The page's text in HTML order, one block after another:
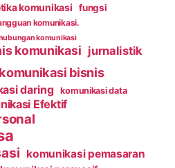
komunikasi fungsi
komunikasi.
komunikasi
komunikasi jurnalistik
komunikasi bisnis
daring komunikasi data
Efektif
komunikasi pemasaran